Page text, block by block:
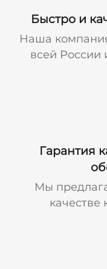
Быстро и
Наша
всей
Гарантия
Мы